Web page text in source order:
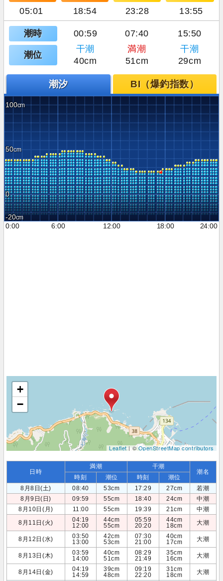
05:01 18:54 23:28 13:55
潮時 00:59 07:40 15:50
潮位
干潮 満潮
干潮
40cm
51cm 29cm
潮汐 BI（爆釣指数）
100
50
0
-20
0:00
6:00 12:00 18:00 24:00
+
−
Leaflet| ©OpenStreetMap contributors
日時
満潮 干潮
潮名
時刻 潮位 時刻
潮位
8月8日(土)
08:40 53cm 17:29 27cm
若潮
8月9日(日)
09:59 55cm 18:40 24cm
中潮
8月10日(月)
11:00 55cm 19:39 21cm
中潮
8月11日(火)
04:19
12:00
44cm
55cm
05:59
20:20
44cm
18cm
大潮
8月12日(水)
03:50
13:00
42cm
53cm
07:30
21:00
40cm
17cm
大潮
8月13日(木)
03:59
14:00
40cm
51cm
08:29
21:49
35cm
16cm
大潮
8月14日(金)
04:19
14:59
39cm
48cm
09:19
22:20
31cm
18cm
大潮